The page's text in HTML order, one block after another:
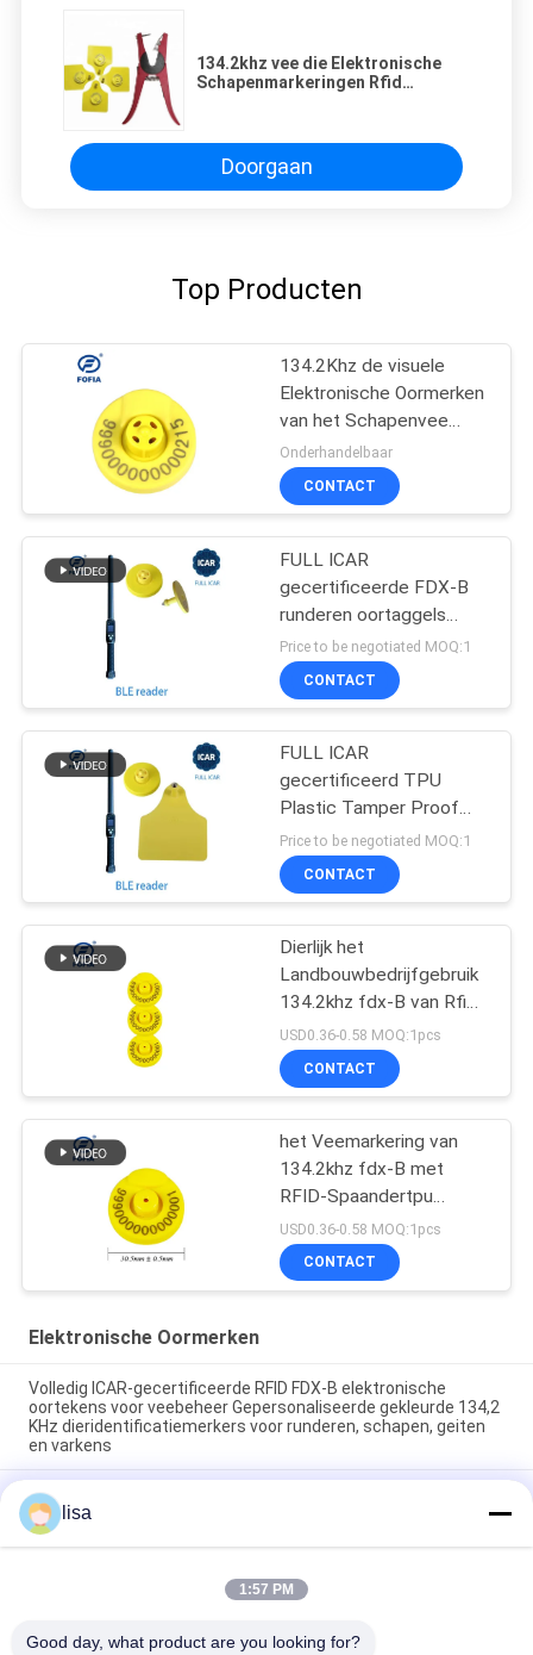
134.2khz vee die Elektronische
Schapenmarkeringen Rfid
Doorgaan
Top Producten
134.2Khz de visuele
Elektronische Oormerken
van het Schapenvee
RFID
Onderhandelbaar
CONTACT
FULL ICAR
gecertificeerde FDX-B
runderen oortaggels
134.2khz RFID-
oortaggels
Price to be negotiated MOQ:1
CONTACT
FULL ICAR
gecertificeerd TPU
Plastic Tamper Proof
Bovine Rfid Ear Tags
134.2khz
Price to be negotiated MOQ:1
CONTACT
Dierlijk het
Landbouwbedrijfgebruik
134.2khz fdx-B van Rfid
Chip Ear Tag Electronic
For
USD0.36-0.58 MOQ:1pcs
CONTACT
het Veemarkering van
134.2khz fdx-B met
RFID-Spaandertpu
Oormerk met het Aantal
van de Laserdruk
USD0.36-0.58 MOQ:1pcs
CONTACT
Elektronische Oormerken
Volledig ICAR-gecertificeerde RFID FDX-B elektronische
oortekens voor veebeheer Gepersonaliseerde gekleurde 134,2
KHz dieridentificatiemerkers voor runderen, schapen, geiten
en varkens
Waterdichte elektronische oordopjes voor vee en lange duur
voor dierbeheer
oormerken met lasergravure nummering Duurzame
dieridentificatietags voor het volgen van runderen, varkens,
lisa
1:57 PM
Good day, what product are you looking for?